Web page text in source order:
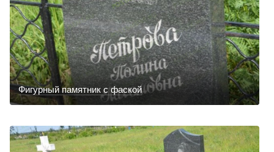
Фигурный памятник с фаской